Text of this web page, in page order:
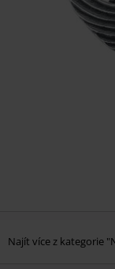
Najít více z kategorie